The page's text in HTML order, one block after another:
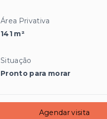
Área Privativa
141 m²
Situação
Pronto para morar
Agendar visita